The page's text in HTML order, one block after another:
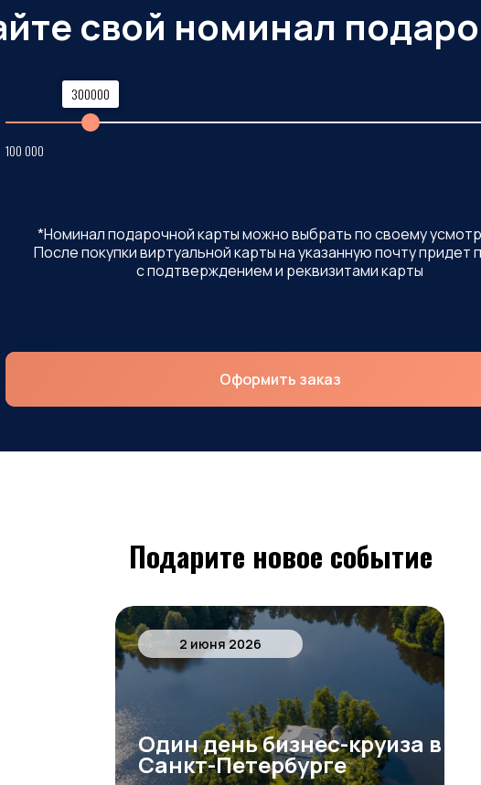
300000
100 000
Оформить заказ
*Номиналподарочнойкартыможновыбратьпосвоему
Послепокупкивиртуальнойкартынауказаннуюпочтупридет
сподтверждениеми реквизитамикарты
свой номинал
Оформить заказ
Подарите новое событие
Один день бизнес-круиза в
Санкт-Петербурге
2 июня 2026